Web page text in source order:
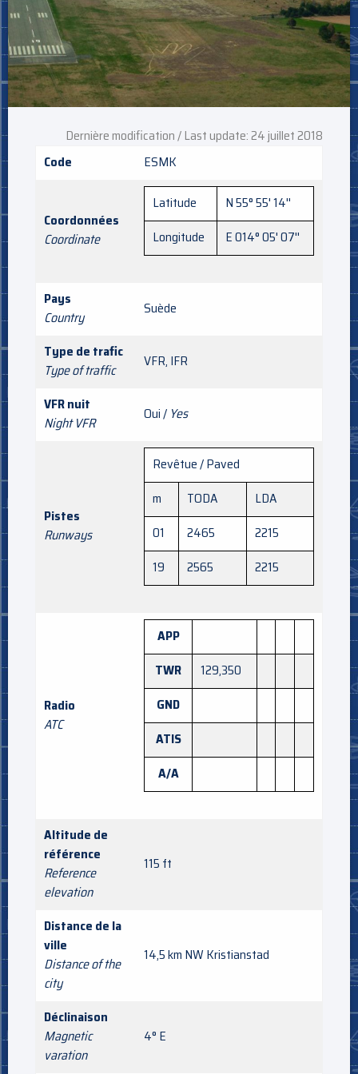
Dernière modification / Last update: 24 juillet 2018
Code
ESMK
Coordonnées
Coordinate
Latitude
N 55° 55' 14''
Longitude
E 014° 05' 07''
Pays
Country
Suède
Type de trafic
Type of traffic
VFR, IFR
VFR nuit
Night VFR
Oui / Yes
Pistes
Runways
Revêtue / Paved
m
TODA
LDA
01
2465
2215
19
2565 2215
Radio
ATC
APP
TWR
129,350
GND
ATIS
A/A
Altitude de
référence
Reference
elevation
115 ft
Distance de la
ville
Distance of the
city
14,5 km NW Kristianstad
Déclinaison
Magnetic
varation
4° E